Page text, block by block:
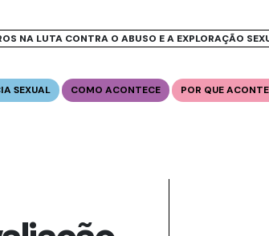
NA LUTA CONTRA O ABUSO E A EXPLORAÇÃO
SEXUAL COMO ACONTECE POR QUE